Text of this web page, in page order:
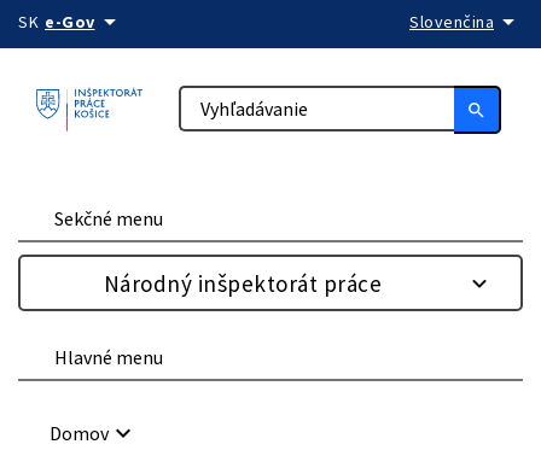
Preskočiť na obsah
SK e-Govarrow_drop_down Slovenčina arrow_drop_down
search
Sekčné menu
Národný inšpektorát práce
Hlavné menu
Domovkeyboard_arrow_down